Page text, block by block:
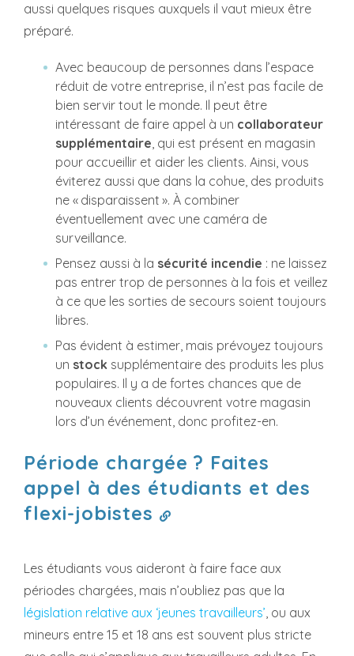
aussi quelques risques auxquels il vaut mieux être
préparé.
Avec beaucoup de personnes dans l’espace
réduit de votre entreprise, il n’est pas facile de
bien servir tout le monde. Il peut être
intéressant de faire appel à un collaborateur
supplémentaire , qui est présent en magasin
pour accueillir et aider les clients. Ainsi, vous
éviterez aussi que dans la cohue, des produits
ne « disparaissent ». À combiner
éventuellement avec une caméra de
surveillance.
Pensez aussi à la sécurité incendie : ne laissez
pas entrer trop de personnes à la fois et veillez
à ce que les sorties de secours soient toujours
libres.
Pas évident à estimer, mais prévoyez toujours
un stock supplémentaire des produits les plus
populaires. Il y a de fortes chances que de
nouveaux clients découvrent votre magasin
lors d’un événement, donc profitez-en.
Période chargée ? Faites
appel à des étudiants et des
flexi-jobistes
Les étudiants vous aideront à faire face aux
périodes chargées, mais n’oubliez pas que la
législation relative aux ‘jeunes travailleurs’ , ou aux
mineurs entre 15 et 18 ans est souvent plus stricte